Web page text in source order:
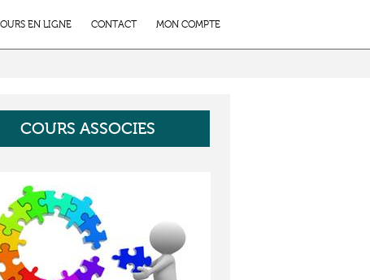
EN LIGNE CONTACT MON COMPTE
COURS ASSOCIES